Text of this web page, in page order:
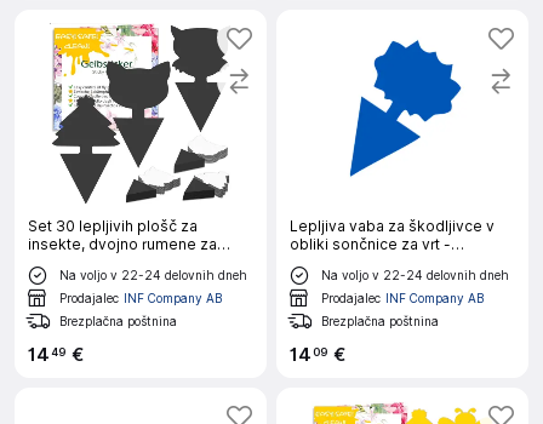
Set 30 lepljivih plošč za
insekte, dvojno rumene za
rastlinjake
Na voljo v 22-24 delovnih dneh
Prodajalec INF Company AB
Brezplačna poštnina
1449 €
Lepljiva vaba za škodljivce v
obliki sončnice za vrt -
obojestranske lepilne PP
plošče, pakiranje 20 kosov za
domači vrt in rastlinjak
Na voljo v 22-24 delovnih dneh
Prodajalec INF Company AB
Brezplačna poštnina
1409 €